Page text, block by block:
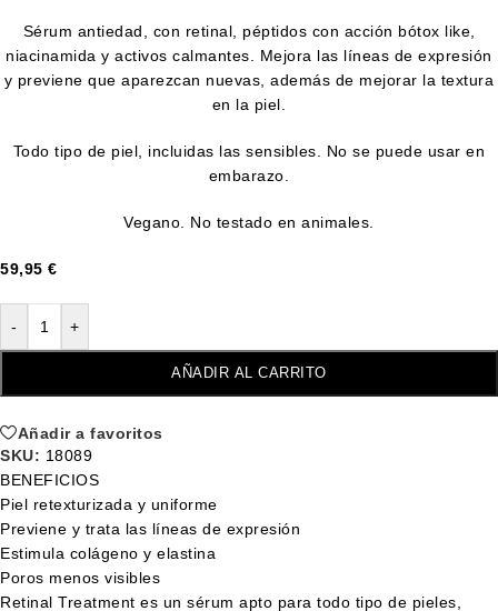
Sérum antiedad, con retinal, péptidos con acción bótox like,
niacinamida y activos calmantes. Mejora las líneas de expresión
y previene que aparezcan nuevas, además de mejorar la textura
en la piel.
Todo tipo de piel, incluidas las sensibles. No se puede usar en
embarazo.
Vegano. No testado en animales.
59,95 €
- +
AÑADIR AL CARRITO
Añadir a favoritos
SKU: 18089
BENEFICIOS
Piel retexturizada y uniforme
Previene y trata las líneas de expresión
Estimula colágeno y elastina
Poros menos visibles
Retinal Treatment es un sérum apto para todo tipo de pieles,